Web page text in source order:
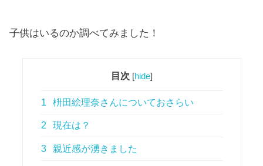
子供はいるのか調べてみました！
目次 [hide]
1 枡田絵理奈さんについておさらい
2 現在は？
3 親近感が湧きました